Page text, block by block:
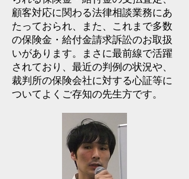
顧客対応に関わる法律相談業務にあ
たっておられ、また、これまで多数
の保険金・給付金請求訴訟のお取扱
いがあります。まさに最前線で活躍
されており、最近の判例の状況や、
裁判所の保険会社に対する心証等に
ついてよくご存知の先生方です。